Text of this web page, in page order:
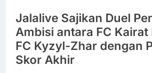
Jalalive Sajikan Duel
Ambisi antara FC Kairat
FC Kyzyl-Zhar dengan
Skor Akhir